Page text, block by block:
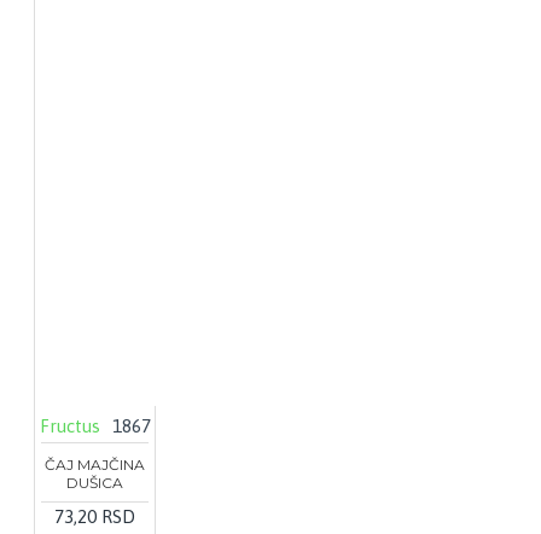
Fructus 1867
ČAJ MAJČINA
DUŠICA
73,20 RSD